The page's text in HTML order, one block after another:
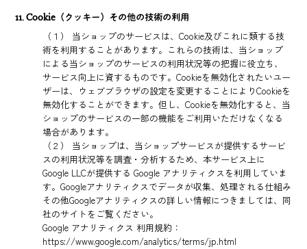
11. Cookie（クッキー）その他の技術の利用
（１） 当ショップのサービスは、Cookie及びこれに類する技
術を利用することがあります。これらの技術は、当ショップ
による当ショップのサービスの利用状況等の把握に役立ち、
サービス向上に資するものです。Cookieを無効化されたいユー
ザーは、ウェブブラウザの設定を変更することによりCookieを
無効化することができます。但し、Cookieを無効化すると、当
ショップのサービスの一部の機能をご利用いただけなくなる
場合があります。
（２） 当ショップは、当ショップサービスが提供するサービ
スの利用状況等を調査・分析するため、本サービス上に
Google LLCが提供する Google アナリティクスを利用していま
す。Googleアナリティクスでデータが収集、処理される仕組み
その他Googleアナリティクスの詳しい情報につきましては、同
社のサイトをご覧ください。
Google アナリティクス 利用規約：
https://www.google.com/analytics/terms/jp.html